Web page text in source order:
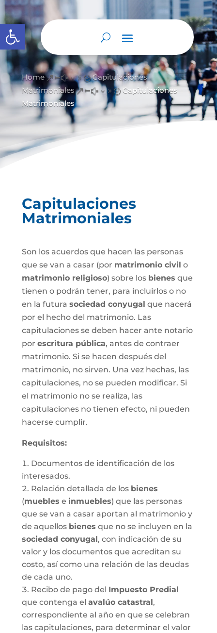
Abrir barra de herramientas
Home &#x39; Capitulaciones
Matrimoniales &#x39; Capitulaciones
Matrimoniales
Capitulaciones
Matrimoniales
Son los acuerdos que hacen las personas
que se van a casar (por matrimonio civil o
matrimonio religioso) sobre los bienes que
tienen o podrán tener, para incluirlos o no
en la futura sociedad conyugal que nacerá
por el hecho del matrimonio. Las
capitulaciones se deben hacer ante notario
por escritura pública, antes de contraer
matrimonio. Si se hacen después del
matrimonio, no sirven. Una vez hechas, las
capitulaciones, no se pueden modificar. Si
el matrimonio no se realiza, las
capitulaciones no tienen efecto, ni pueden
hacerse cumplir.
Requisitos:
Documentos de identificación de los
interesados.
Relación detallada de los bienes
(muebles e inmuebles) que las personas
que se van a casar aportan al matrimonio y
de aquellos bienes que no se incluyen en la
sociedad conyugal, con indicación de su
valor y los documentos que acreditan su
costo, así como una relación de las deudas
de cada uno.
Recibo de pago del Impuesto Predial
que contenga el avalúo catastral,
correspondiente al año en que se celebran
las capitulaciones, para determinar el valor